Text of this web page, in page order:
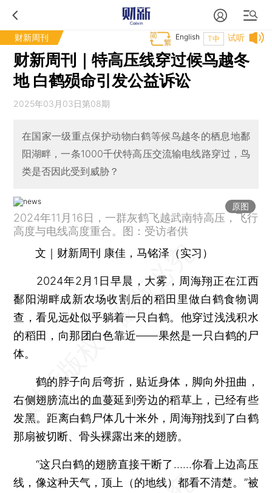
财新周刊 试听
T中
English
财新周刊｜特高压线穿过候鸟越冬
地 白鹤殒命引发公益诉讼
2025年03月03日第08期
在国家一级重点保护动物白鹤等候鸟越冬的栖息地鄱
阳湖畔，一条1000千伏特高压交流输电线路穿过，鸟
类是否因此受到威胁？
原图
2024年11月16日，一群灰鹤飞越武南特高压，飞行
高度与电线高度重合。图：受访者供
文｜财新周刊 康佳，马铭泽（实习）
2024年2月1日早晨，大雾，周海翔正在江西
鄱阳湖畔成新农场收割后的稻田里做白鹤食物调
查，看见远处似乎躺着一只白鹤。他穿过浅浅积水
的稻田，向那团白色靠近——果然是一只白鹤的尸
体。
鹤的脖子向后弯折，贴近身体，脚向外扭曲，
右侧翅膀流出的血蔓延到旁边的稻草上，已经有些
发黑。距离白鹤尸体几十米外，周海翔找到了白鹤
那扇被切断、骨头裸露出来的翅膀。
“这只白鹤的翅膀直接干断了……你看上边高压
线，像这种天气，顶上（的地线）都看不清楚。”被